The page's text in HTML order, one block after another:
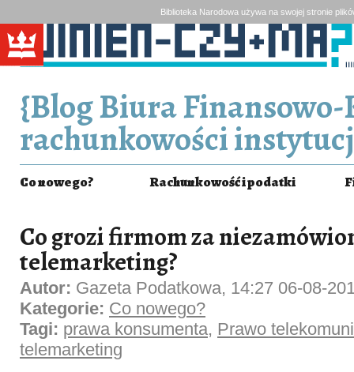
Biblioteka Narodowa używa na swojej stronie
{Blog Biura
rachunkowości
Co nowego? Rachunkowość i podatki
Co grozi firmom za
telemarketing?
Autor: Gazeta Podatkowa, 14:27 06-08-
Kategorie: Co nowego?
Tagi: prawa konsumenta, Prawo
telemarketing